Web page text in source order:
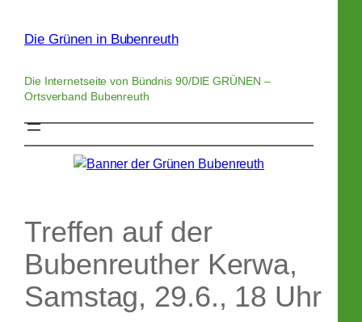
springenDie Grünen in Bubenreuth
Die Internetseite von Bündnis 90/DIE GRÜNEN –
Ortsverband Bubenreuth
Treffen auf der
Bubenreuther Kerwa,
Samstag, 29.6., 18 Uhr